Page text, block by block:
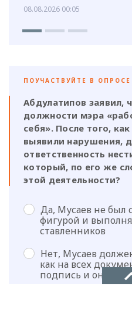
08.08.2026 00:05
ПОУЧАСТВУЙТЕ В ОПРОСЕ
Абдулатипов заявил,
должности мэра
себя». После того,
выявили нарушения,
ответственность
который, по его же
этой деятельности?
Да, Мусаев не был
фигурой и
ставленников
Нет, Мусаев
как на всех
подпись и он знал